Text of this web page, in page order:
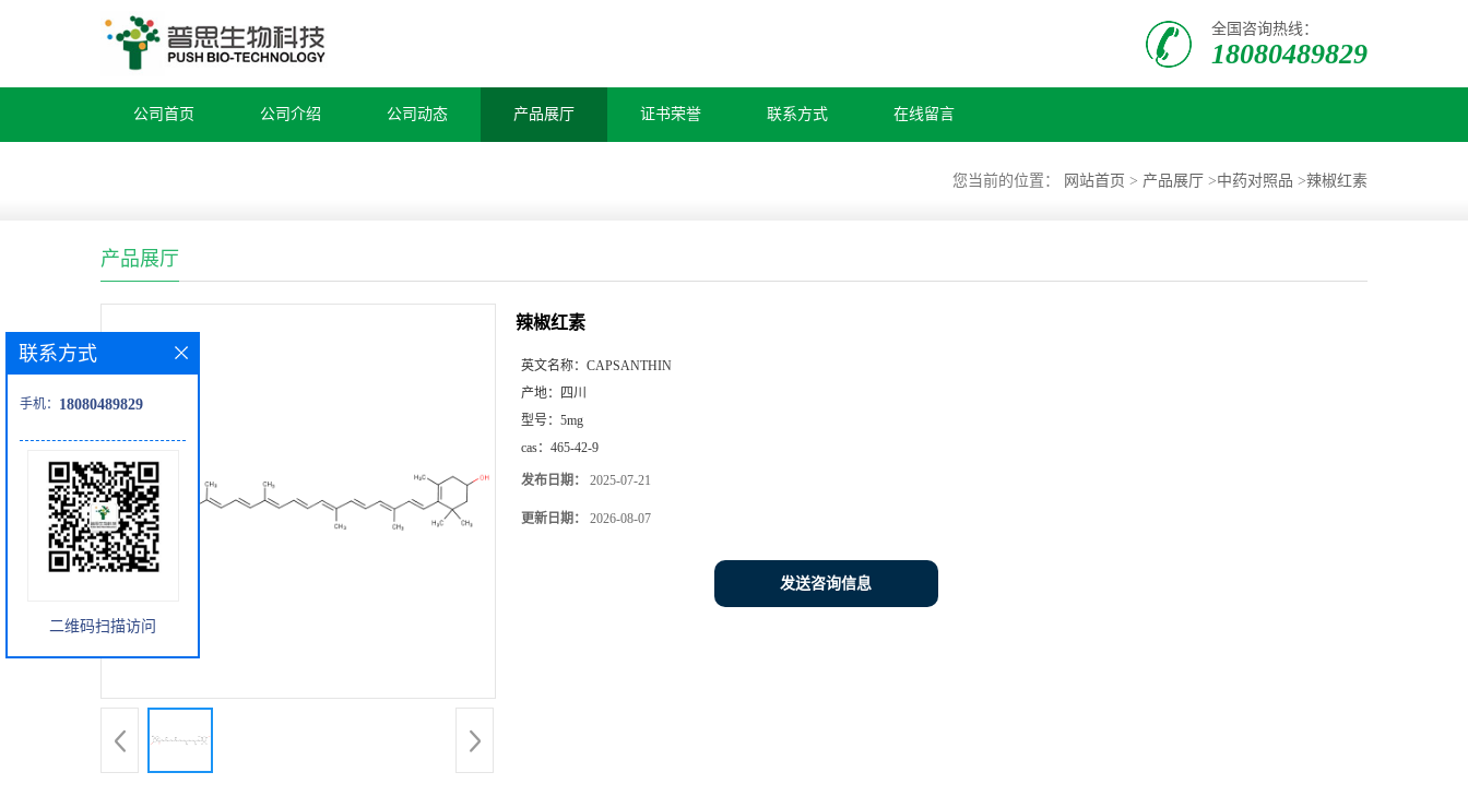
全国咨询热线：
18080489829
公司首页 公司介绍 公司动态 产品展厅 证书荣誉 联系方式 在线留言
您当前的位置： 网站首页 > 产品展厅 >中药对照品 >辣椒红素
产品展厅
辣椒红素
英文名称： CAPSANTHIN
产地：
四川
型号： 5mg
cas： 465-42-9
发布日期： 2025-07-21
更新日期： 2026-08-07
发送咨询信息
联系方式
手机： 18080489829
二维码扫描访问